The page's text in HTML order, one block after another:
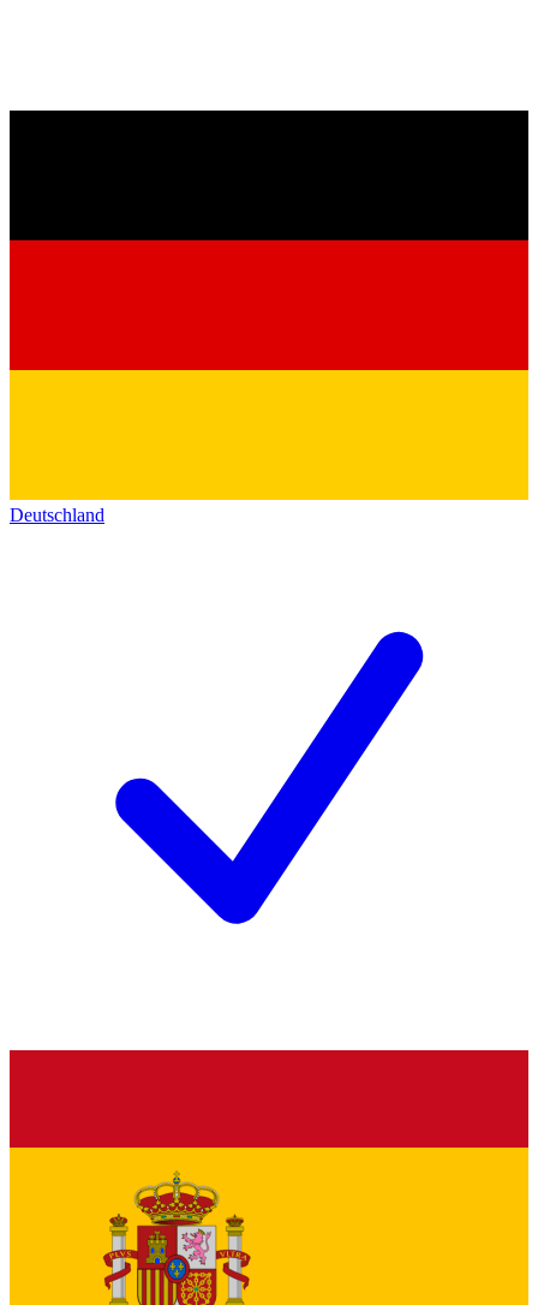
Deutschland